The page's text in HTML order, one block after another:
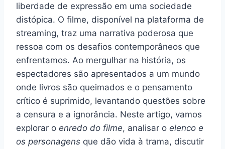
liberdade de expressão em uma sociedade
distópica. O filme, disponível na plataforma de
streaming, traz uma narrativa poderosa que
ressoa com os desafios contemporâneos que
enfrentamos. Ao mergulhar na história, os
espectadores são apresentados a um mundo
onde livros são queimados e o pensamento
crítico é suprimido, levantando questões sobre
a censura e a ignorância. Neste artigo, vamos
explorar o enredo do filme, analisar o elenco e
os personagens que dão vida à trama, discutir